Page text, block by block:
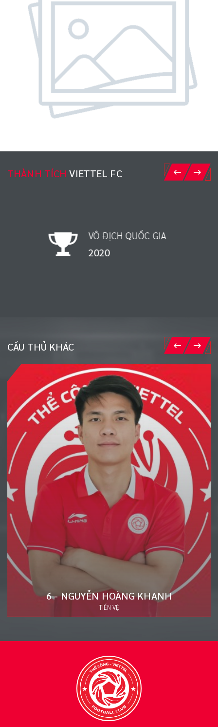
THÀNH TÍCHVIETTEL FC
VÔ ĐỊCH QUỐC GIA
1998
CẦU THỦ KHÁC
20 - ĐÀO VĂN NAM
HẬU VỆ